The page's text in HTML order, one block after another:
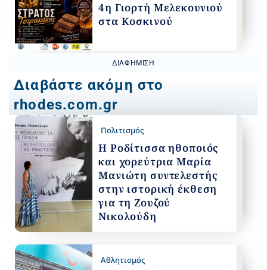
4η Γιορτή Μελεκουνιού
στα Κοσκινού
ΔΙΑΦΉΜΙΣΗ
Διαβάστε ακόμη στο
rhodes.com.gr
Πολιτισμός
Η Ροδίτισσα ηθοποιός
και χορεύτρια Μαρία
Μανιώτη συντελεστής
στην ιστορική έκθεση
για τη Ζουζού
Νικολούδη
Αθλητισμός